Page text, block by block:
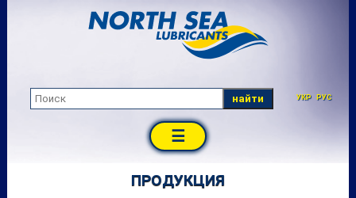
найти УКР РУС
☰
ПРОДУКЦИЯ